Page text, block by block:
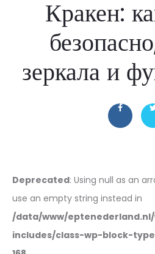
Кракен:
зеркала и
Deprecated: Using null as an
use an empty string instead in
/data/www/
includes/class-wp-block-